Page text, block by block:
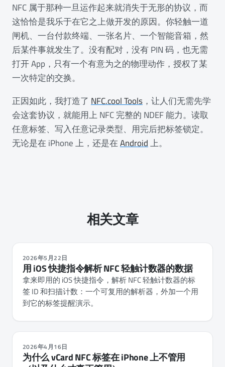
NFC 属于那种一旦运作起来就消失于无形的协议，而
这恰恰是我乐于在它之上做开发的原因。你轻触一道
闸机、一台付款终端、一张名片、一个智能音箱，然
后某件事就发生了。没有配对，没有 PIN 码，也无需
打开 App，只有一个有意为之的物理动作，授权了某
一次特定的交换。
正因如此，我打造了 NFC.cool Tools ，让人们无需先学
会这套协议，就能用上 NFC 完整的 NDEF 能力。读取
任意标签、写入任意记录类型、用完后把标签锁定。
无论是在 iPhone 上，还是在Android上。
相关文章
2026年5月22日
用 iOS 快捷指令解析 NFC 轻触计数器的数据
拿来即用的 iOS 快捷指令，解析 NFC 轻触计数器的标
签 ID 和扫描计数：一个可复用的解析器，外加一个用
到它的标签提醒演示。
2026年4月16日
为什么 vCard NFC 标签在 iPhone 上不管用